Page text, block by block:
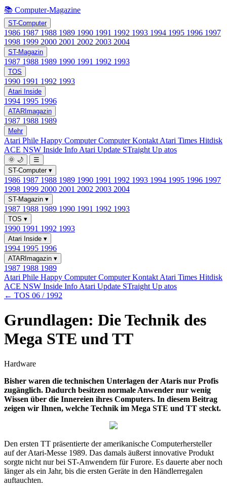
📚 Computer-Magazine
ST-Computer
1986 1987 1988 1989 1990 1991 1992 1993 1994 1995 1996 1997
1998 1999 2000 2001 2002 2003 2004
ST-Magazin
1987 1988 1989 1990 1991 1992 1993
TOS
1990 1991 1992 1993
Atari Inside
1994 1995 1996
ATARImagazin
1987 1988 1989
Mehr
Atari Phile Happy ComputerComputer Kontakt Atari Times Hitdisk
ACE NSW Inside Info Atari Update STraight Up atos
🌞 🌙
☰
ST-Computer ▾
1986 1987 1988 1989 1990 1991 1992 1993 1994 1995 1996 1997
1998 1999 2000 2001 2002 2003 2004
ST-Magazin ▾
1987 1988 1989 1990 1991 1992 1993
TOS ▾
1990 1991 1992 1993
Atari Inside ▾
1994 1995 1996
ATARImagazin ▾
1987 1988 1989
Atari Phile Happy ComputerComputer Kontakt Atari Times Hitdisk
ACE NSW Inside Info Atari Update STraight Up atos
← TOS 06 / 1992
Grundlagen: Die Technik des
Mega STE und TT
Hardware
Bisher waren die technischen Unterlagen der Ataris nur Profis
zugänglich. Dadurch besitzen normale Anwender nur wenig
Wissen über die Innereien ihres Computers. In diesem Beitrag
zeigen wir Ihnen, welche Technik im Mega STE und TT steckt.
Den ersten TT präsentierte der amerikanische Computerhersteller
auf der Atari-Messe 1989. Das damals äußerst innovative Produkt
sorgte nicht nur bei ST-Anwendern für Furore. Es dauerte aber noch
länger als ein Jahr, bis die ersten Geräte in den Händlerregalen
auftauchten.